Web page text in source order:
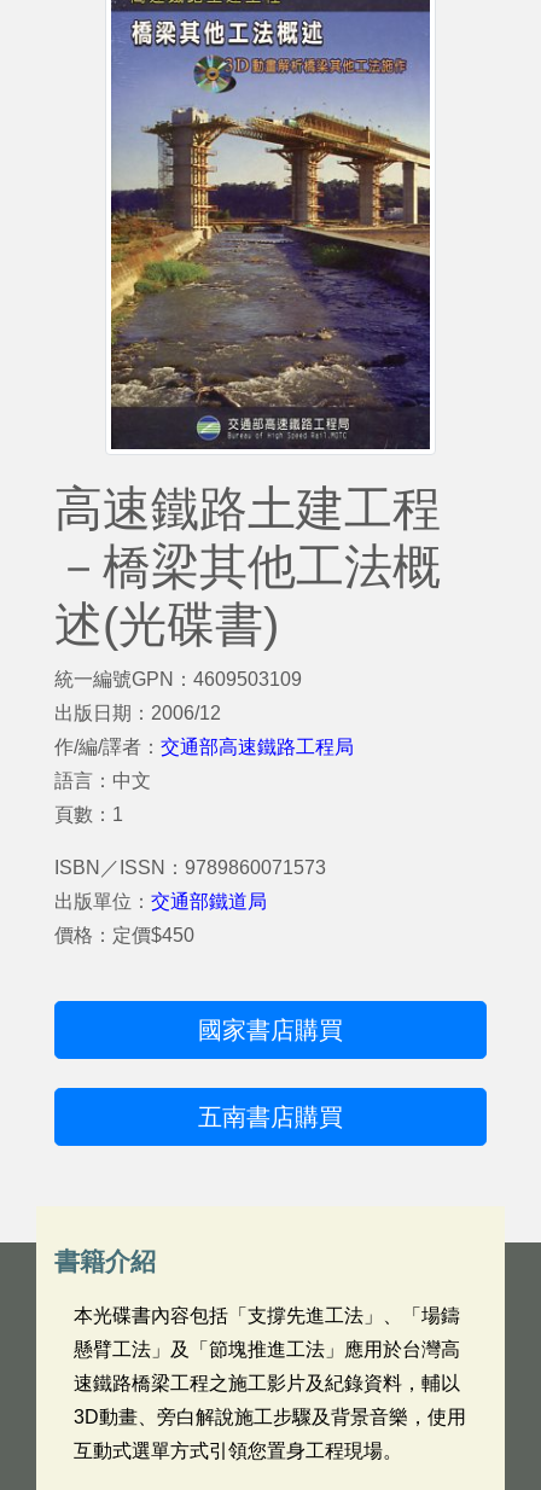
高速鐵路土建工程
－橋梁其他工法概
述(光碟書)
統一編號GPN：4609503109
出版日期：2006/12
作/編/譯者： 交通部高速鐵路工程局
語言：中文
頁數：1
ISBN／ISSN：9789860071573
出版單位： 交通部鐵道局
價格：定價$450
國家書店購買
五南書店購買
書籍介紹
本光碟書內容包括「支撐先進工法」、「場鑄
懸臂工法」及「節塊推進工法」應用於台灣高
速鐵路橋梁工程之施工影片及紀錄資料，輔以
3D動畫、旁白解說施工步驟及背景音樂，使用
互動式選單方式引領您置身工程現場。